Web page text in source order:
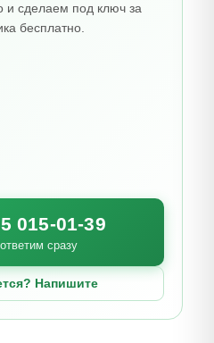
и сделаем под ключ за
бесплатно.
015-01-39
сразу
Напишите